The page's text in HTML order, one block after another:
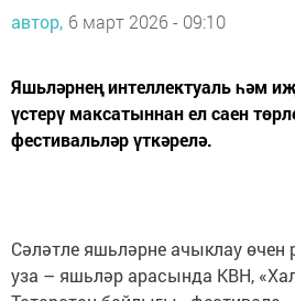
автор, 6 март 2026 - 09:10
Яшьләрнең интеллектуаль һәм
үстерү максатыннан ел саен
фестивальләр үткәрелә.
Сәләтле яшьләрне ачыклау өчен
уза – яшьләр арасында КВН,